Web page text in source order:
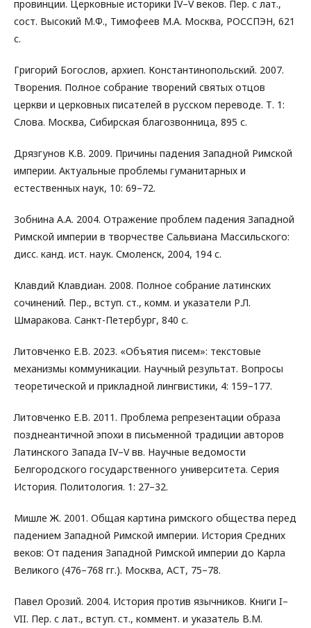
провинции. Церковные историки IV–V веков. Пер. с лат.,
сост. Высокий М.Ф., Тимофеев М.А. Москва, РОССПЭН, 621
с.
Григорий Богослов, архиеп. Константинопольский. 2007.
Творения. Полное собрание творений святых отцов
церкви и церковных писателей в русском переводе. Т. 1:
Слова. Москва, Сибирская благозвонница, 895 с.
Дрязгунов К.В. 2009. Причины падения Западной Римской
империи. Актуальные проблемы гуманитарных и
естественных наук, 10: 69–72.
Зобнина А.А. 2004. Отражение проблем падения Западной
Римской империи в творчестве Сальвиана Массильского:
дисс. канд. ист. наук. Смоленск, 2004, 194 с.
Клавдий Клавдиан. 2008. Полное собрание латинских
сочинений. Пер., вступ. ст., комм. и указатели Р.Л.
Шмаракова. Санкт-Петербург, 840 с.
Литовченко Е.В. 2023. «Объятия писем»: текстовые
механизмы коммуникации. Научный результат. Вопросы
теоретической и прикладной лингвистики, 4: 159–177.
Литовченко Е.В. 2011. Проблема репрезентации образа
позднеантичной эпохи в письменной традиции авторов
Латинского Запада IV–V вв. Научные ведомости
Белгородского государственного университета. Серия
История. Политология. 1: 27–32.
Мишле Ж. 2001. Общая картина римского общества перед
падением Западной Римской империи. История Средних
веков: От падения Западной Римской империи до Карла
Великого (476–768 гг.). Москва, АСТ, 75–78.
Павел Орозий. 2004. История против язычников. Книги I–
VII. Пер. с лат., вступ. ст., коммент. и указатель В.М.